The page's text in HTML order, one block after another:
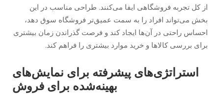
از کل تجربه فروشگاهی ایفا می‌کنند. طراحی مناسب در این
بخش می‌تواند افراد را به سمت عمیق‌تر فروشگاه سوق دهد،
احساس راحتی در آن‌ها ایجاد کند و فرصت گذراندن زمان بیشتری
برای بررسی کالاها و خرید موارد بیشتری را فراهم کند.
استراتژی‌های پیشرفته برای نمایش‌های
بهینه‌شده برای فروش